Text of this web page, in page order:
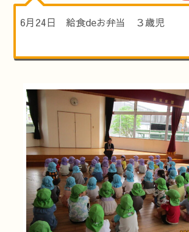
6月24日 給食deお弁当 ３歳児